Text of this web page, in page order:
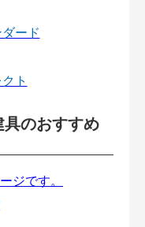
ード
ト
のおすすめ